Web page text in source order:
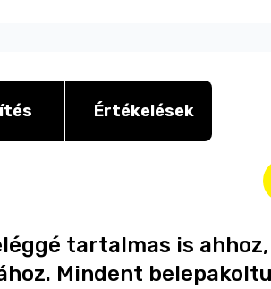
Értékelések
tartalmas is
Mindent